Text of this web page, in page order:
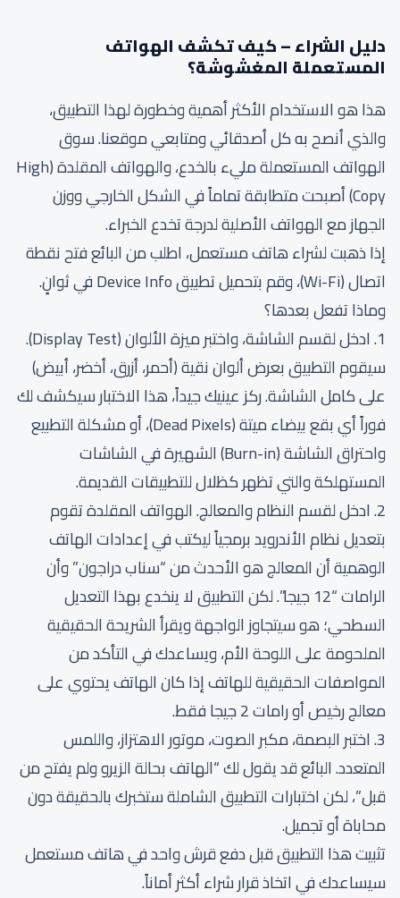
دليل الشراء – كيف تكشف الهواتف
المستعملة المغشوشة؟
هذا هو الاستخدام الأكثر أهمية وخطورة لهذا التطبيق،
والذي أنصح به كل أصدقائي ومتابعي موقعنا. سوق
الهواتف المستعملة مليء بالخدع، والهواتف المقلدة (High
Copy) أصبحت متطابقة تماماً في الشكل الخارجي ووزن
الجهاز مع الهواتف الأصلية لدرجة تخدع الخبراء.
إذا ذهبت لشراء هاتف مستعمل، اطلب من البائع فتح نقطة
اتصال (Wi-Fi)، وقم بتحميل تطبيق Device Info في ثوانٍ.
وماذا تفعل بعدها؟
1. ادخل لقسم الشاشة، واختبر ميزة الألوان (Display Test).
سيقوم التطبيق بعرض ألوان نقية (أحمر، أزرق، أخضر، أبيض)
على كامل الشاشة. ركز عينيك جيداً، هذا الاختبار سيكشف لك
فوراً أي بقع بيضاء ميتة (Dead Pixels)، أو مشكلة التطبيع
واحتراق الشاشة (Burn-in) الشهيرة في الشاشات
المستهلكة والتي تظهر كظلال للتطبيقات القديمة.
2. ادخل لقسم النظام والمعالج. الهواتف المقلدة تقوم
بتعديل نظام الأندرويد برمجياً ليكتب في إعدادات الهاتف
الوهمية أن المعالج هو الأحدث من “سناب دراجون” وأن
الرامات “12 جيجا”. لكن التطبيق لا ينخدع بهذا التعديل
السطحي؛ هو سيتجاوز الواجهة ويقرأ الشريحة الحقيقية
الملحومة على اللوحة الأم، ويساعدك في التأكد من
المواصفات الحقيقية للهاتف إذا كان الهاتف يحتوي على
معالج رخيص أو رامات 2 جيجا فقط.
3. اختبر البصمة، مكبر الصوت، موتور الاهتزاز، واللمس
المتعدد. البائع قد يقول لك “الهاتف بحالة الزيرو ولم يفتح من
قبل”، لكن اختبارات التطبيق الشاملة ستخبرك بالحقيقة دون
محاباة أو تجميل.
تثبيت هذا التطبيق قبل دفع قرش واحد في هاتف مستعمل
سيساعدك في اتخاذ قرار شراء أكثر أماناً.